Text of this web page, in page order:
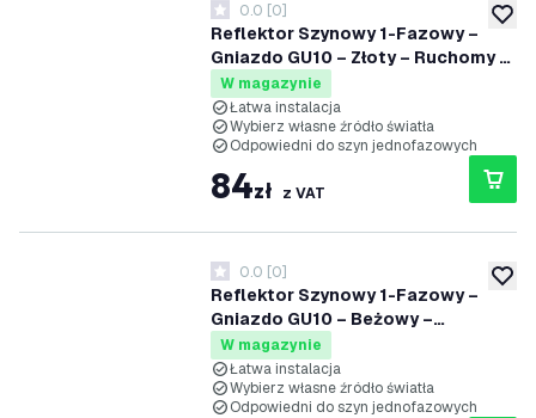
Reflektor Szynowy 1-Fazowy –
Gniazdo GU10 – Złoty – Ruchomy –
Reflektor Natynkowy – 125x95mm
– Plug & Play
0 Gwiazdki oceny
0.0 [0]
W magazynie
Łatwa instalacja
Wybierz własne źródło światła
Odpowiedni do szyn jednofazowych
84zł z VAT
Reflektor Szynowy 1-Fazowy –
Gniazdo GU10 – Beżowy –
Ruchomy – Reflektor Natynkowy –
125x95mm – Plug & Play
0 Gwiazdki oceny
0.0 [0]
W magazynie
Łatwa instalacja
Wybierz własne źródło światła
Odpowiedni do szyn jednofazowych